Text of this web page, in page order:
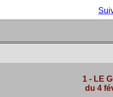
1 - LE
du 4